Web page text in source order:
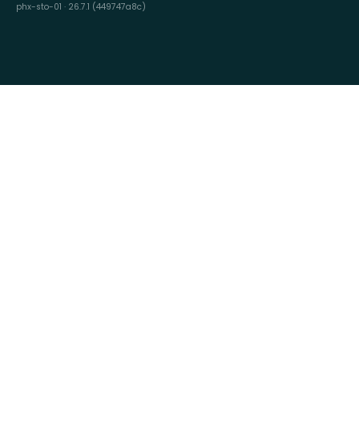
phx-sto-01 · 26.7.1 (449747a8c)